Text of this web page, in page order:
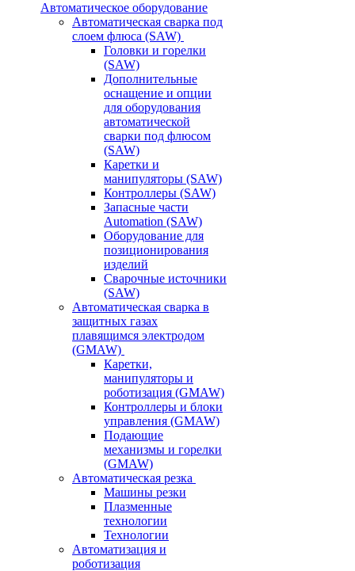
Автоматическое оборудование
Автоматическая сварка под
слоем флюса (SAW)
Головки и горелки
(SAW)
Дополнительные
оснащение и опции
для оборудования
автоматической
сварки под флюсом
(SAW)
Каретки и
манипуляторы (SAW)
Контроллеры (SAW)
Запасные части
Automation (SAW)
Оборудование для
позиционирования
изделий
Сварочные источники
(SAW)
Автоматическая сварка в
защитных газах
плавящимся электродом
(GMAW)
Каретки,
манипуляторы и
роботизация (GMAW)
Контроллеры и блоки
управления (GMAW)
Подающие
механизмы и горелки
(GMAW)
Автоматическая резка
Машины резки
Плазменные
технологии
Технологии
Автоматизация и
роботизация